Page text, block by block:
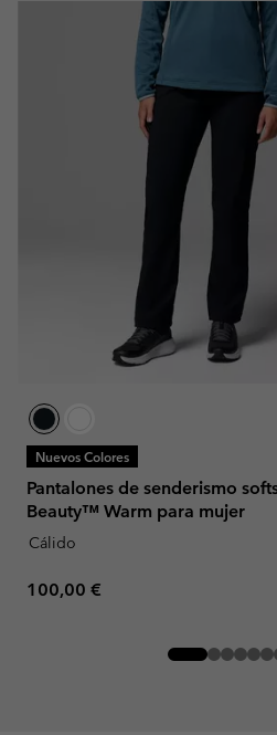
Nuevos Colores
Pantalones de senderismo
Beauty™ Warm para mujer
Cálido
Regular price:
100,00 €